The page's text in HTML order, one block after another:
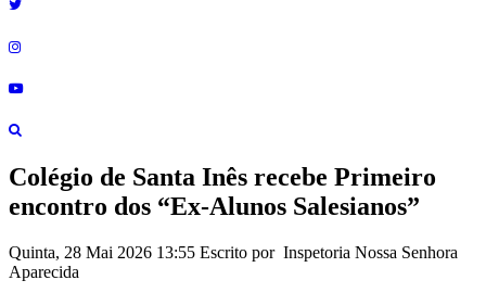
Colégio de Santa Inês recebe Primeiro
encontro dos “Ex-Alunos Salesianos”
Quinta, 28 Mai 2026 13:55 Escrito por Inspetoria Nossa Senhora
Aparecida